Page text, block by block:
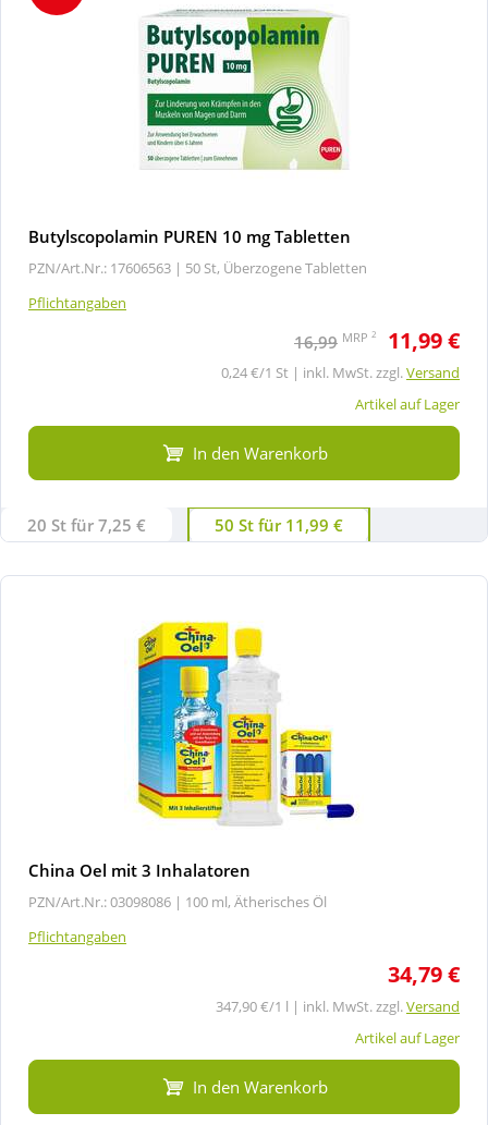
Butylscopolamin PUREN 10 mg Tabletten
PZN/Art.Nr.: 17606563 | 50 St, Überzogene Tabletten
Pflichtangaben
16,99 MRP 2 11,99 €
0,24 €/1 St | inkl. MwSt. zzgl.Versand
Artikel auf Lager
In den Warenkorb
20 St für 7,25 € 50 St für 11,99 €
China Oel mit 3 Inhalatoren
PZN/Art.Nr.: 03098086 | 100 ml, Ätherisches Öl
Pflichtangaben
34,79 €
347,90 €/1 l | inkl. MwSt. zzgl.Versand
Artikel auf Lager
In den Warenkorb